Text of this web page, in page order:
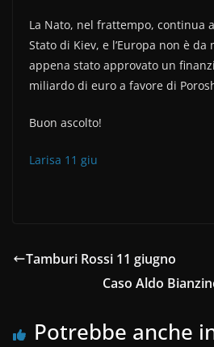
La Nato, nel frattempo, continua
Stato di Kiev, e l’Europa non è da
appena stato approvato un
miliardo di euro a favore di
Buon ascolto!
Larisa 11 giu
Tamburi Rossi 11 giugno
Caso Aldo
Potrebbe anche